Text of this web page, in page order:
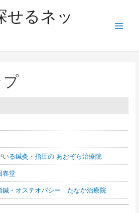
せるネッ
プ
いる鍼灸・指圧の あおぞら治療院
春堂
鍼・オステオパシー たなか治療院